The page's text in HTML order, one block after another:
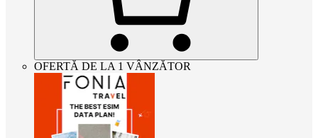
OFERTĂ DE LA 1 VÂNZĂTOR